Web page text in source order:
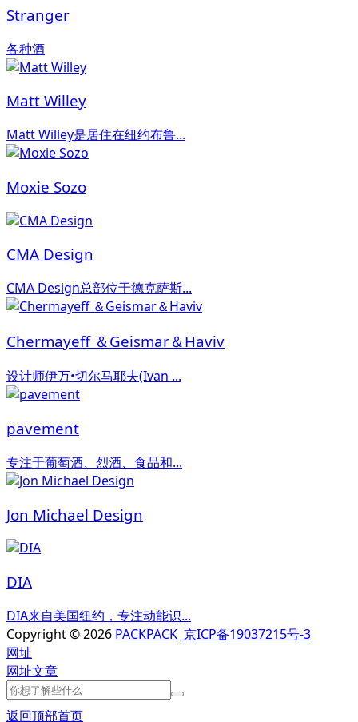
Stranger
各种酒
Matt Willey
Matt Willey是居住在纽约布鲁...
Moxie Sozo
CMA Design
CMA Design总部位于德克萨斯...
Chermayeff ＆Geismar＆Haviv
设计师伊万•切尔马耶夫(Ivan ...
pavement
专注于葡萄酒、烈酒、食品和...
Jon Michael Design
DIA
DIA来自美国纽约，专注动能识...
Copyright © 2026 PACKPACK 京ICP备19037215号-3
网址
网址文章
返回顶部首页